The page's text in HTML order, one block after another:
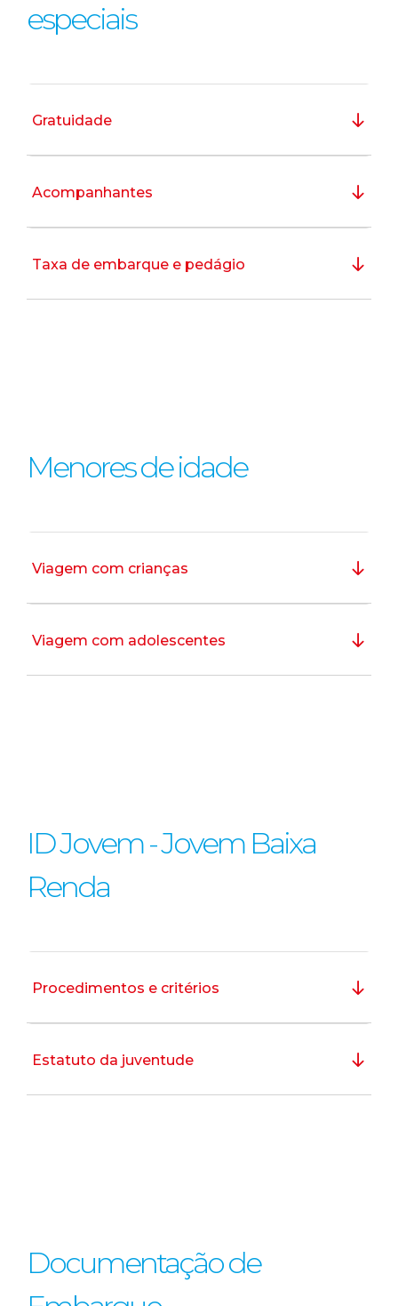
especiais
Gratuidade
Acompanhantes
Taxa de embarque e pedágio
Menores de idade
Viagem com crianças
Viagem com adolescentes
ID Jovem - Jovem Baixa
Renda
Procedimentos e critérios
Estatuto da juventude
Documentação de